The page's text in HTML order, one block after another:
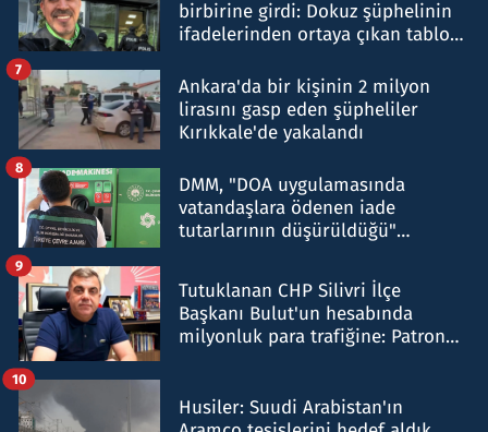
birbirine girdi: Dokuz şüphelinin
ifadelerinden ortaya çıkan tablo
Ankara'da bir kişinin 2 milyon
lirasını gasp eden şüpheliler
Kırıkkale'de yakalandı
7
DMM, "DOA uygulamasında
vatandaşlara ödenen iade
tutarlarının düşürüldüğü"
8
Tutuklanan CHP Silivri İlçe
Başkanı Bulut'un hesabında
milyonluk para trafiğine: Patron
9
Husiler: Suudi Arabistan'ın
10